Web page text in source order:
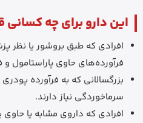
این دارو برای چه
افرادی که طبق بروشور یا نظر
فرآورده‌های حاوی پاراستامول
بزرگسالانی که به فرآورده
سرماخوردگی نیاز دارند.
افرادی که داروی مشابه یا